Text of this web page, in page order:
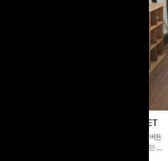
제딧레이어드 블라우스+플레어팬츠SET
[완성도높은💗]레이어드한 듯 자연스러운 나시와 버튼
원피스가 함께 구성된 세트 아이템입니다. 코디 고민 없